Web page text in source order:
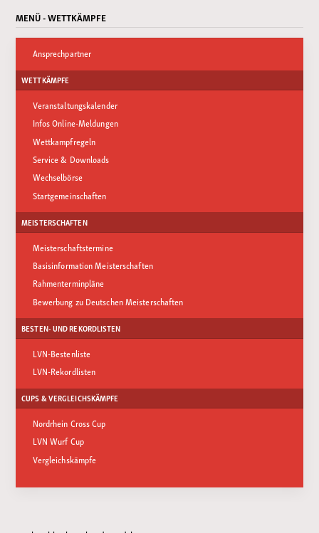
MENÜ - WETTKÄMPFE
Ansprechpartner
WETTKÄMPFE
Veranstaltungskalender
Infos Online-Meldungen
Wettkampfregeln
Service & Downloads
Wechselbörse
Startgemeinschaften
MEISTERSCHAFTEN
Meisterschaftstermine
Basisinformation Meisterschaften
Rahmenterminpläne
Bewerbung zu Deutschen Meisterschaften
BESTEN- UND REKORDLISTEN
LVN-Bestenliste
LVN-Rekordlisten
CUPS & VERGLEICHSKÄMPFE
Nordrhein Cross Cup
LVN Wurf Cup
Vergleichskämpfe